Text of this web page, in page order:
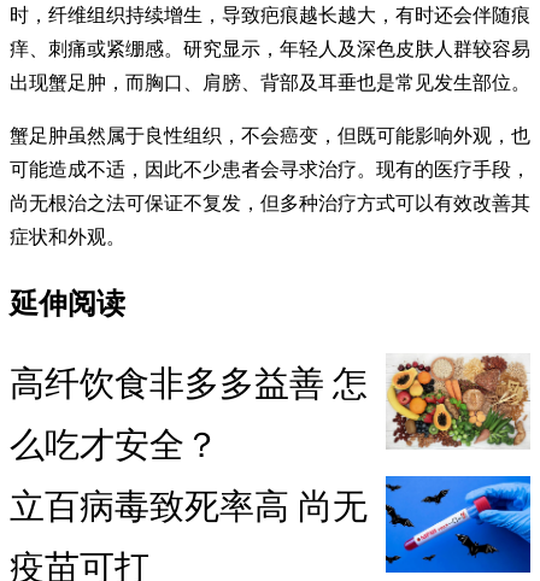
时，纤维组织持续增生，导致疤痕越长越大，有时还会伴随痕
痒、刺痛或紧绷感。研究显示，年轻人及深色皮肤人群较容易
出现蟹足肿，而胸口、肩膀、背部及耳垂也是常见发生部位。
蟹足肿虽然属于良性组织，不会癌变，但既可能影响外观，也
可能造成不适，因此不少患者会寻求治疗。现有的医疗手段，
尚无根治之法可保证不复发，但多种治疗方式可以有效改善其
症状和外观。
延伸阅读
高纤饮食非多多益善 怎
么吃才安全？
立百病毒致死率高 尚无
疫苗可打